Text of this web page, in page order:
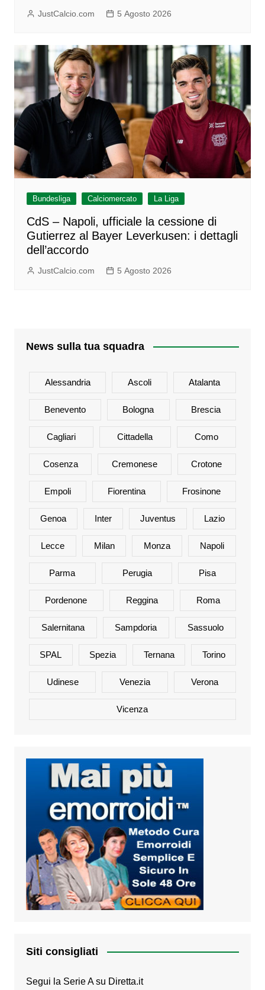
JustCalcio.com 5 Agosto 2026
Bundesliga Calciomercato La Liga
CdS – Napoli, ufficiale la cessione di
Gutierrez al Bayer Leverkusen: i dettagli
dell’accordo
JustCalcio.com 5 Agosto 2026
News sulla tua squadra
Alessandria Ascoli Atalanta
Benevento Bologna Brescia
Cagliari Cittadella Como
Cosenza Cremonese Crotone
Empoli Fiorentina Frosinone
Genoa Inter Juventus Lazio
Lecce Milan Monza Napoli
Parma Perugia Pisa
Pordenone Reggina Roma
Salernitana Sampdoria Sassuolo
SPAL Spezia Ternana Torino
Udinese Venezia Verona
Vicenza
Siti consigliati
Segui la Serie A su Diretta.it